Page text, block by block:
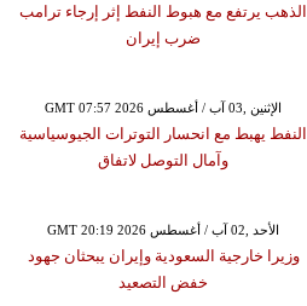
الذهب يرتفع مع هبوط النفط إثر إرجاء ترامب
ضرب إيران
GMT 07:57 2026 الإثنين ,03 آب / أغسطس
النفط يهبط مع انحسار التوترات الجيوسياسية
وآمال التوصل لاتفاق
GMT 20:19 2026 الأحد ,02 آب / أغسطس
وزيرا خارجية السعودية وإيران يبحثان جهود
خفض التصعيد